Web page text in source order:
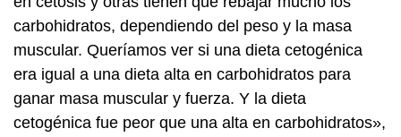
carbohidratos, dependiendo del peso y la masa
muscular. Queríamos ver si una dieta cetogénica
era igual a una dieta alta en carbohidratos para
ganar masa muscular y fuerza. Y la dieta
cetogénica fue peor que una alta en carbohidratos»,